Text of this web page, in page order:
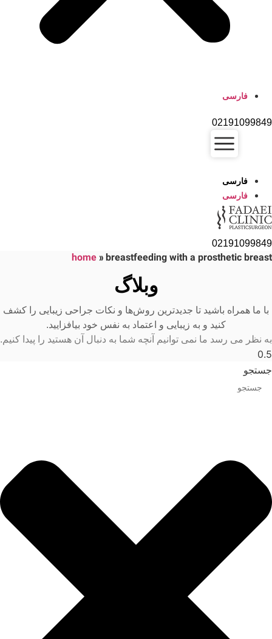
فارسی
02191099849
فارسی
فارسی
02191099849
home»breastfeeding with a prosthetic breast
وبلاگ
با ما همراه باشید تا جدیدترین روش‌ها و نکات جراحی زیبایی را کشف
کنید و به زیبایی و اعتماد به نفس خود بیافزایید.
به نظر می رسد ما نمی توانیم آنچه شما به دنبال آن هستید را پیدا کنیم.
جستجو